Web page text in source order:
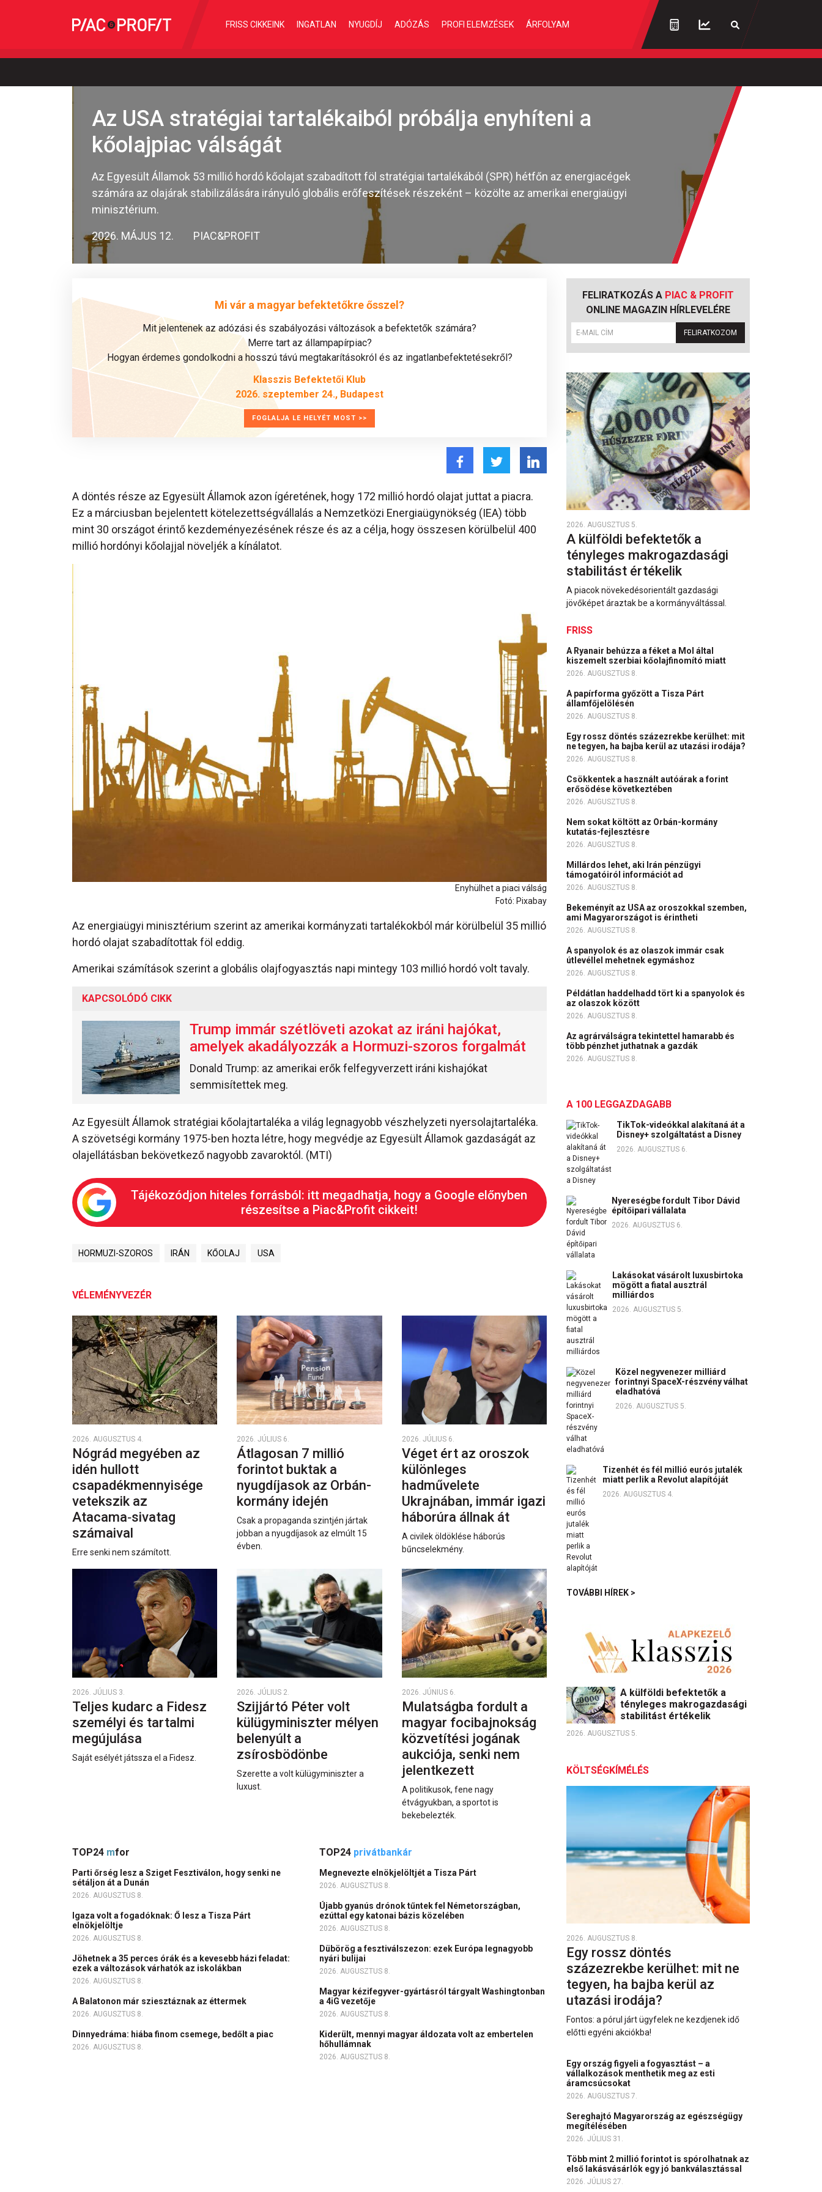
FRISS CIKKEINK INGATLAN NYUGDÍJ ADÓZÁS PROFI ELEMZÉSEK ÁRFOLYAM
Az USA stratégiai tartalékaiból próbálja enyhíteni a
kőolajpiac válságát
Az Egyesült Államok 53 millió hordó kőolajat szabadított föl stratégiai tartalékából (SPR) hétfőn az energiacégek
számára az olajárak stabilizálására irányuló globális erőfeszítések részeként – közölte az amerikai energiaügyi
minisztérium.
2026. MÁJUS 12. PIAC&PROFIT
Mi vár a magyar befektetőkre ősszel?
Mit jelentenek az adózási és szabályozási változások a befektetők számára?
Merre tart az állampapírpiac?
Hogyan érdemes gondolkodni a hosszú távú megtakarításokról és az ingatlanbefektetésekről?
Klasszis Befektetői Klub
2026. szeptember 24., Budapest
FOGLALJA LE HELYÉT MOST >>
A döntés része az Egyesült Államok azon ígéretének, hogy 172 millió hordó olajat juttat a piacra.
Ez a márciusban bejelentett kötelezettségvállalás a Nemzetközi Energiaügynökség (IEA) több
mint 30 országot érintő kezdeményezésének része és az a célja, hogy összesen körülbelül 400
millió hordónyi kőolajjal növeljék a kínálatot.
Enyhülhet a piaci válság
Fotó: Pixabay
Az energiaügyi minisztérium szerint az amerikai kormányzati tartalékokból már körülbelül 35 millió
hordó olajat szabadítottak föl eddig.
Amerikai számítások szerint a globális olajfogyasztás napi mintegy 103 millió hordó volt tavaly.
KAPCSOLÓDÓ CIKK
Trump immár szétlöveti azokat az iráni hajókat,
amelyek akadályozzák a Hormuzi-szoros forgalmát
Donald Trump: az amerikai erők felfegyverzett iráni kishajókat
semmisítettek meg.
Az Egyesült Államok stratégiai kőolajtartaléka a világ legnagyobb vészhelyzeti nyersolajtartaléka.
A szövetségi kormány 1975-ben hozta létre, hogy megvédje az Egyesült Államok gazdaságát az
olajellátásban bekövetkező nagyobb zavaroktól. (MTI)
Tájékozódjon hiteles forrásból: itt megadhatja, hogy a Google előnyben
részesítse a Piac&Profit cikkeit!
HORMUZI-SZOROS IRÁN KŐOLAJ USA
VÉLEMÉNYVEZÉR
2026. AUGUSZTUS 4.
Nógrád megyében az
idén hullott
csapadékmennyisége
vetekszik az
Atacama‑sivatag
számaival
Erre senki nem számított.
2026. JÚLIUS 6.
Átlagosan 7 millió
forintot buktak a
nyugdíjasok az Orbán-
kormány idején
Csak a propaganda szintjén jártak
jobban a nyugdíjasok az elmúlt 15
évben.
2026. JÚLIUS 6.
Véget ért az oroszok
különleges
hadművelete
Ukrajnában, immár igazi
háborúra állnak át
A civilek öldöklése háborús
bűncselekmény.
2026. JÚLIUS 3.
Teljes kudarc a Fidesz
személyi és tartalmi
megújulása
Saját esélyét játssza el a Fidesz.
2026. JÚLIUS 2.
Szijjártó Péter volt
külügyminiszter mélyen
belenyúlt a
zsírosbödönbe
Szerette a volt külügyminiszter a
luxust.
2026. JÚNIUS 6.
Mulatságba fordult a
magyar focibajnokság
közvetítési jogának
aukciója, senki nem
jelentkezett
A politikusok, fene nagy
étvágyukban, a sportot is
bekebelezték.
TOP24 mfor
Parti őrség lesz a Sziget Fesztiválon, hogy senki ne
sétáljon át a Dunán
2026. AUGUSZTUS 8.
Igaza volt a fogadóknak: Ő lesz a Tisza Párt
elnökjelöltje
2026. AUGUSZTUS 8.
Jöhetnek a 35 perces órák és a kevesebb házi feladat:
ezek a változások várhatók az iskolákban
2026. AUGUSZTUS 8.
A Balatonon már sziesztáznak az éttermek
2026. AUGUSZTUS 8.
Dinnyedráma: hiába finom csemege, bedőlt a piac
2026. AUGUSZTUS 8.
TOP24 privátbankár
Megnevezte elnökjelöltjét a Tisza Párt
2026. AUGUSZTUS 8.
Újabb gyanús drónok tűntek fel Németországban,
ezúttal egy katonai bázis közelében
2026. AUGUSZTUS 8.
Dübörög a fesztiválszezon: ezek Európa legnagyobb
nyári bulijai
2026. AUGUSZTUS 8.
Magyar kézifegyver-gyártásról tárgyalt Washingtonban
a 4iG vezetője
2026. AUGUSZTUS 8.
Kiderült, mennyi magyar áldozata volt az embertelen
hőhullámnak
2026. AUGUSZTUS 8.
FELIRATKOZÁS A PIAC & PROFIT
ONLINE MAGAZIN HÍRLEVELÉRE
FELIRATKOZOM
2026. AUGUSZTUS 5.
A külföldi befektetők a
tényleges makrogazdasági
stabilitást értékelik
A piacok növekedésorientált gazdasági
jövőképet áraztak be a kormányváltással.
FRISS
A Ryanair behúzza a féket a Mol által
kiszemelt szerbiai kőolajfinomító miatt
2026. AUGUSZTUS 8.
A papírforma győzött a Tisza Párt
államfőjelölésén
2026. AUGUSZTUS 8.
Egy rossz döntés százezrekbe kerülhet: mit
ne tegyen, ha bajba kerül az utazási irodája?
2026. AUGUSZTUS 8.
Csökkentek a használt autóárak a forint
erősödése következtében
2026. AUGUSZTUS 8.
Nem sokat költött az Orbán-kormány
kutatás-fejlesztésre
2026. AUGUSZTUS 8.
Millárdos lehet, aki Irán pénzügyi
támogatóiról információt ad
2026. AUGUSZTUS 8.
Bekeményít az USA az oroszokkal szemben,
ami Magyarországot is érintheti
2026. AUGUSZTUS 8.
A spanyolok és az olaszok immár csak
útlevéllel mehetnek egymáshoz
2026. AUGUSZTUS 8.
Példátlan haddelhadd tört ki a spanyolok és
az olaszok között
2026. AUGUSZTUS 8.
Az agrárválságra tekintettel hamarabb és
több pénzhet juthatnak a gazdák
2026. AUGUSZTUS 8.
A 100 LEGGAZDAGABB
TikTok-videókkal alakítaná át a
Disney+ szolgáltatást a Disney
2026. AUGUSZTUS 6.
Nyereségbe fordult Tibor Dávid
építőipari vállalata
2026. AUGUSZTUS 6.
Lakásokat vásárolt luxusbirtoka
mögött a fiatal ausztrál
milliárdos
2026. AUGUSZTUS 5.
Közel negyvenezer milliárd
forintnyi SpaceX-részvény válhat
eladhatóvá
2026. AUGUSZTUS 5.
Tizenhét és fél millió eurós jutalék
miatt perlik a Revolut alapítóját
2026. AUGUSZTUS 4.
TOVÁBBI HÍREK >
A külföldi befektetők a
tényleges makrogazdasági
stabilitást értékelik
2026. AUGUSZTUS 5.
KÖLTSÉGKÍMÉLÉS
2026. AUGUSZTUS 8.
Egy rossz döntés
százezrekbe kerülhet: mit ne
tegyen, ha bajba kerül az
utazási irodája?
Fontos: a pórul járt ügyfelek ne kezdjenek idő
előtti egyéni akciókba!
Egy ország figyeli a fogyasztást – a
vállalkozások menthetik meg az esti
áramcsúcsokat
2026. AUGUSZTUS 7.
Sereghajtó Magyarország az egészségügy
megítélésében
2026. JÚLIUS 31.
Több mint 2 millió forintot is spórolhatnak az
első lakásvásárlók egy jó bankválasztással
2026. JÚLIUS 27.